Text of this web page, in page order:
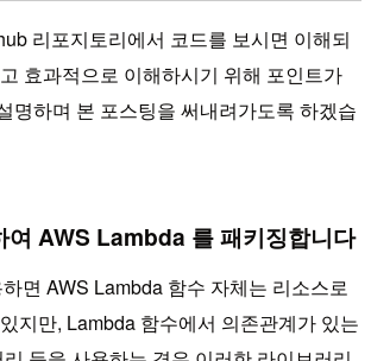
리포지토리에서 코드를 보시면 이해되
효과적으로 이해하시기 위해 포인트가
명하며 본 포스팅을 써내려가도록 하겠습
여 AWS Lambda 를 패키징합니다
면 AWS Lambda 함수 자체는 리소스로
지만, Lambda 함수에서 의존관계가 있는